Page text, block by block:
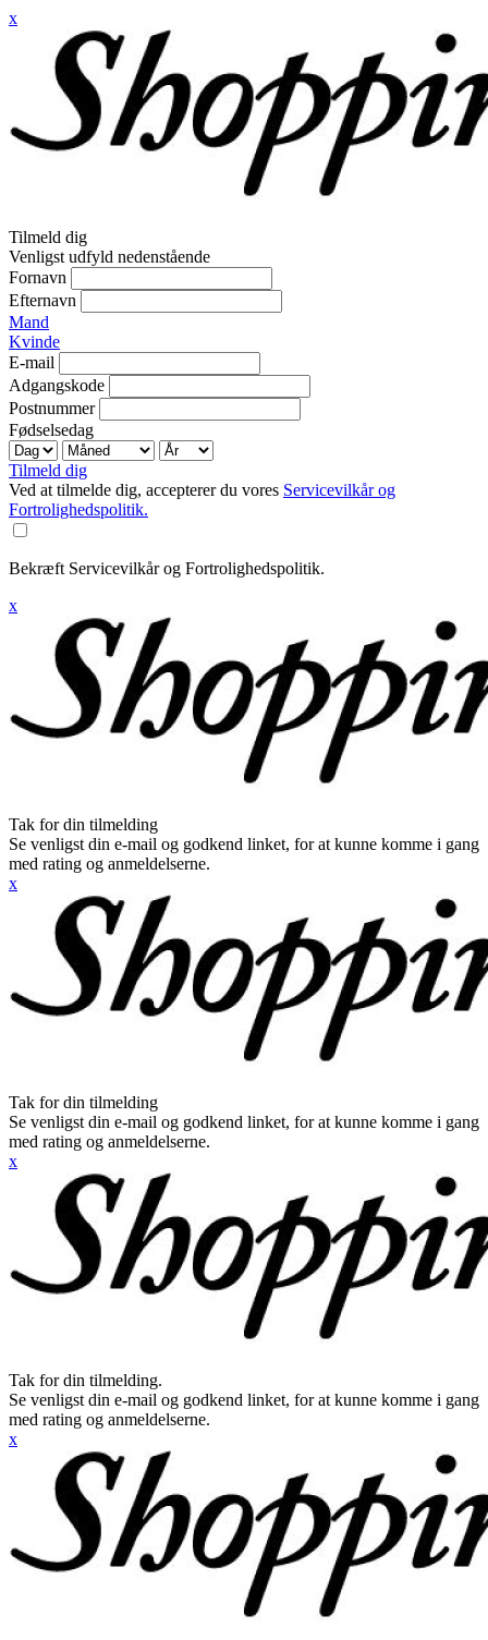
x
Tilmeld dig
Venligst udfyld nedenstående
Fornavn
Efternavn
Mand
Kvinde
E-mail
Adgangskode
Postnummer
Fødselsedag
Tilmeld dig
Ved at tilmelde dig, accepterer du vores Servicevilkår og
Fortrolighedspolitik.
Bekræft Servicevilkår og Fortrolighedspolitik.
x
Tak for din tilmelding
Se venligst din e-mail og godkend linket, for at kunne komme i gang
med rating og anmeldelserne.
x
Tak for din tilmelding
Se venligst din e-mail og godkend linket, for at kunne komme i gang
med rating og anmeldelserne.
x
Tak for din tilmelding.
Se venligst din e-mail og godkend linket, for at kunne komme i gang
med rating og anmeldelserne.
x